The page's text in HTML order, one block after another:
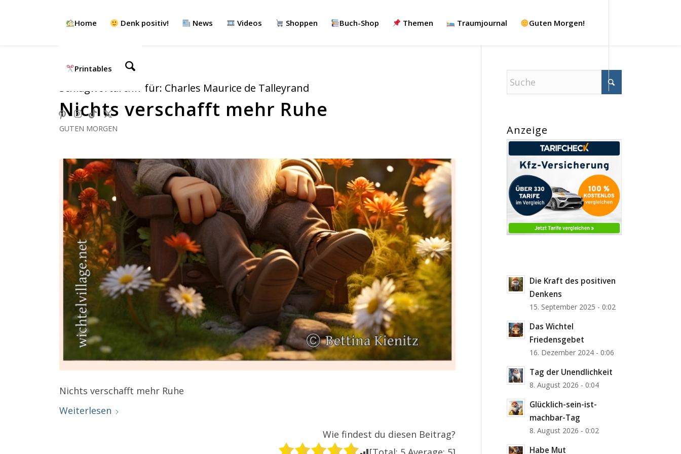
Home Denk positiv! News Videos Shoppen Buch-Shop Themen Traumjournal Guten Morgen!
Printables
Schlagwortarchiv für: Charles Maurice de Talleyrand
Nichts verschafft mehr Ruhe
GUTEN MORGEN
Nichts verschafft mehr Ruhe
Weiterlesen
Wie findest du diesen Beitrag?
Anzeige
Die Kraft des positiven
Denkens
15. September 2025 - 0:02
Das Wichtel
Friedensgebet
16. Dezember 2024 - 0:06
Tag der Unendlichkeit
8. August 2026 - 0:04
Glücklich-sein-ist-
machbar-Tag
8. August 2026 - 0:02
Habe Mut